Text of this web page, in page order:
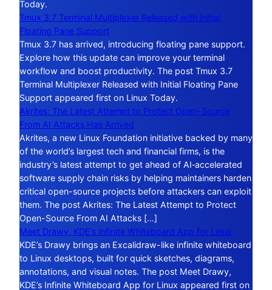
Today.
Tmux 3.7 Terminal Multiplexer Released with Initial
Floating Pane Support
Tmux 3.7 has arrived, introducing floating pane support.
Explore how this update can improve your terminal
workflow and boost productivity. The post Tmux 3.7
Terminal Multiplexer Released with Initial Floating Pane
Support appeared first on Linux Today.
Akrites: The Latest Attempt to Protect Open-Source
From AI Attacks Has Arrived
Akrites, a new Linux Foundation initiative backed by many
of the world’s largest tech and financial firms, is the
industry’s latest attempt to get ahead of AI‑accelerated
software supply chain risks by helping maintainers harden
critical open-source projects before attackers can exploit
them. The post Akrites: The Latest Attempt to Protect
Open-Source From AI Attacks […]
Meet Drawy, KDE’s Infinite Whiteboard App for Linux
KDE’s Drawy brings an Excalidraw-like infinite whiteboard
to Linux desktops, built for quick sketches, diagrams,
annotations, and visual notes. The post Meet Drawy,
KDE’s Infinite Whiteboard App for Linux appeared first on